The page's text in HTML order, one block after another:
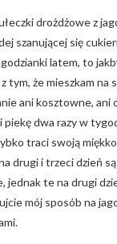
drożdżowe z
szanującej się
latem, to
tym, że mieszkam na
ani kosztowne, ani
piekę dwa razy w
traci swoją
drugi i trzeci dzień
jednak te na drugi
mój sposób na